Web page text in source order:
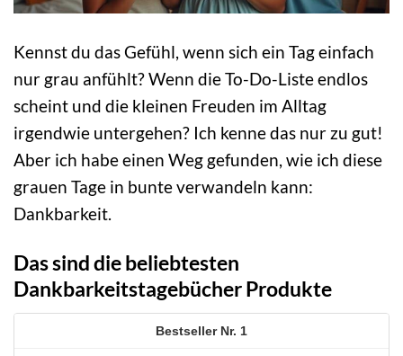
Kennst du das Gefühl, wenn sich ein Tag einfach
nur grau anfühlt? Wenn die To-Do-Liste endlos
scheint und die kleinen Freuden im Alltag
irgendwie untergehen? Ich kenne das nur zu gut!
Aber ich habe einen Weg gefunden, wie ich diese
grauen Tage in bunte verwandeln kann:
Dankbarkeit.
Das sind die beliebtesten
Dankbarkeitstagebücher Produkte
1